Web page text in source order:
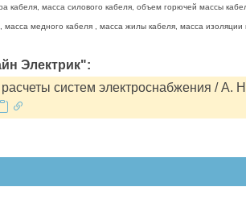
кабеля, масса силового кабеля, объем горючей массы
медного кабеля , масса жилы кабеля, масса
Электрик":
систем электроснабжения / А.